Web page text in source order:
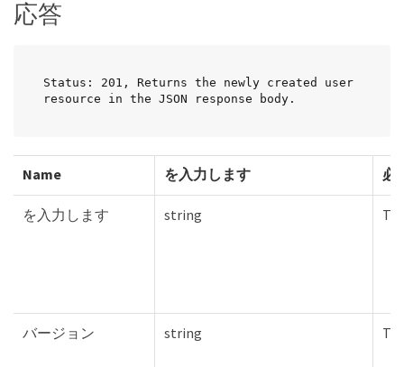
応答
Status: 201, Returns the newly created user
resource in the JSON response body.
Name を入力します 必
を入力します string
バージョン string